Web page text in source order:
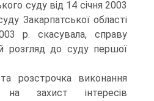
суду від 14 січня 2003
Закарпатської області
р. скасувала, справу
розгляд до суду першої
розстрочка виконання
на захист інтересів